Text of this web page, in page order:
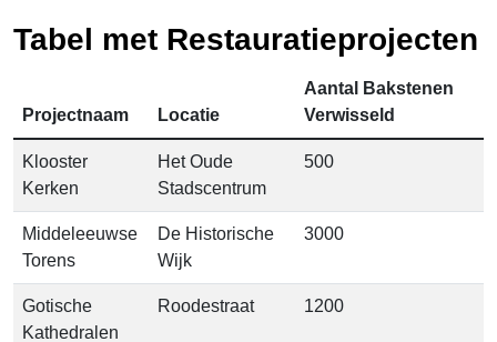
Tabel met Restauratieprojecten
Projectnaam Locatie
Aantal Bakstenen
Verwisseld
Klooster
Kerken
Het Oude
Stadscentrum
500
Middeleeuwse
Torens
De Historische
Wijk
3000
Gotische
Kathedralen
Roodestraat 1200